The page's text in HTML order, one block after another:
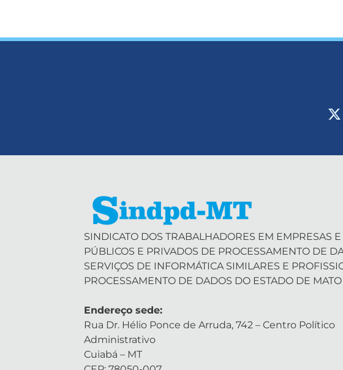
X
-
SINDICATO DOS TRABALHADORES EM EMPRESAS E
PÚBLICOS E PRIVADOS DE PROCESSAMENTO DE
SERVIÇOS DE INFORMÁTICA SIMILARES E
PROCESSAMENTO DE DADOS DO ESTADO DE
Endereço sede:
Rua Dr. Hélio Ponce de Arruda, 742 – Centro Político
Administrativo
Cuiabá – MT